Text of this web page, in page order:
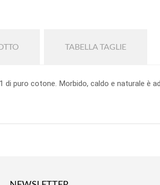
TABELLA TAGLIE
di puro cotone. Morbido, caldo e naturale è